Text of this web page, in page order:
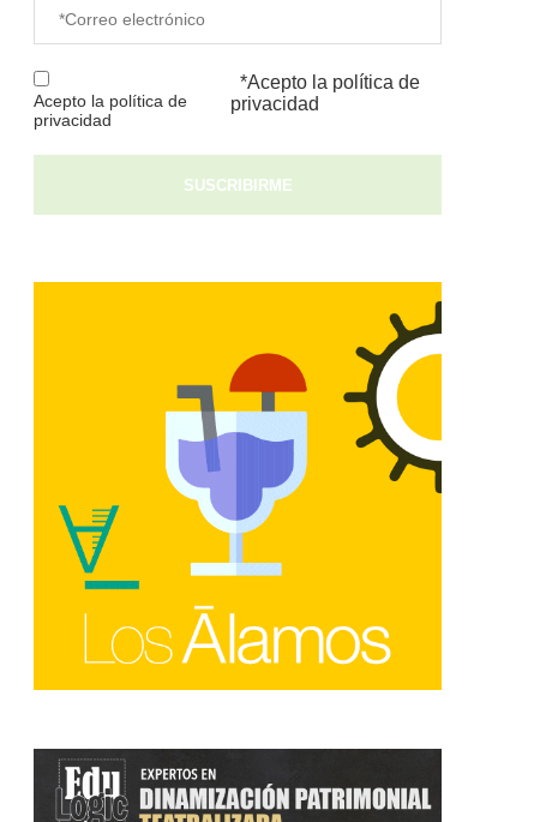
Acepto la política de
privacidad
*Acepto la política de
privacidad